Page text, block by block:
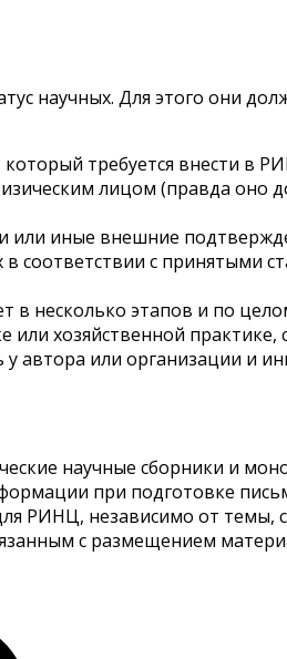
научных. Для этого они
требуется внести в
лицом (правда
или иные внешние
соответствии с принятыми
несколько этапов и по
или хозяйственной
автора или организации и
научные сборники и
при подготовке
РИНЦ, независимо от темы,
с размещением